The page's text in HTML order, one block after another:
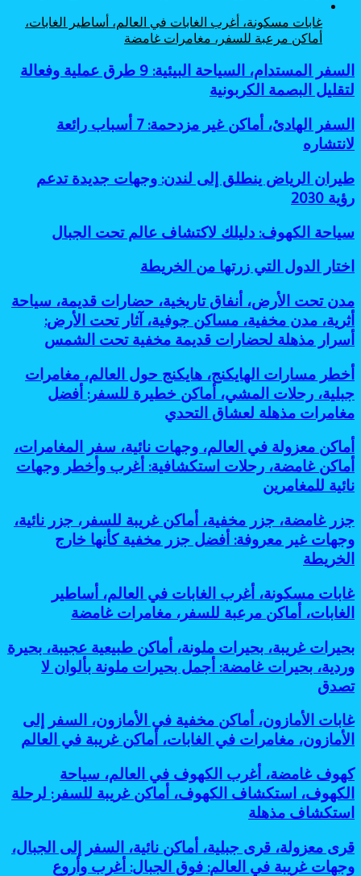
غابات مسكونة، أغرب الغابات في العالم، أساطير الغابات،
أماكن مرعبة للسفر، مغامرات غامضة
السفر
المستدام،
السياحة
البيئية:
9
طرق
وفعالة
لتقليل
البصمة
السفر المستدام، السياحة البيئية: 9 طرق عملية وفعالة
لتقليل البصمة الكربونية
السفر
الهادئ،
أماكن
مزدحمة:
7
رائعة
لانتشاره
السفر الهادئ، أماكن غير مزدحمة: 7 أسباب رائعة
لانتشاره
طيران
الرياض
ينطلق
لندن:
جديدة
رؤية
2030
طيران الرياض ينطلق إلى لندن: وجهات جديدة تدعم
رؤية 2030
سياحة
الكهوف:
دليلك
لاكتشاف
تحت
الجبال
سياحة الكهوف: دليلك لاكتشاف عالم تحت الجبال
اختار
الدول
زرتها
من
الخريطة
اختار الدول التي زرتها من الخريطة
مدن
تحت
الأرض،
أنفاق
حضارات
قديمة،
سياحة
أثرية،
مدن
مخفية،
مساكن
جوفية،
آثار
الأرض:
أسرار
مذهلة
قديمة
مخفية
تحت
مدن تحت الأرض، أنفاق تاريخية، حضارات قديمة، سياحة
أثرية، مدن مخفية، مساكن جوفية، آثار تحت الأرض:
أسرار مذهلة لحضارات قديمة مخفية تحت الشمس
أخطر
مسارات
الهايكنج،
هايكنج
حول
العالم،
مغامرات
جبلية،
رحلات
أماكن
خطيرة
للسفر:
أفضل
مغامرات
مذهلة
لعشاق
أخطر مسارات الهايكنج، هايكنج حول العالم، مغامرات
جبلية، رحلات المشي، أماكن خطيرة للسفر: أفضل
مغامرات مذهلة لعشاق التحدي
أماكن
معزولة
في
العالم،
نائية،
سفر
المغامرات،
أماكن
رحلات
استكشافية:
وأخطر
وجهات
نائية
للمغامرين
أماكن معزولة في العالم، وجهات نائية، سفر المغامرات،
أماكن غامضة، رحلات استكشافية: أغرب وأخطر وجهات
نائية للمغامرين
جزر
غامضة،
جزر
مخفية،
غريبة
للسفر،
جزر
وجهات
غير
معروفة:
جزر
مخفية
كأنها
الخريطة
جزر غامضة، جزر مخفية، أماكن غريبة للسفر، جزر نائية،
وجهات غير معروفة: أفضل جزر مخفية كأنها خارج
الخريطة
غابات
مسكونة،
أغرب
في
العالم،
أساطير
الغابات،
أماكن
مرعبة
للسفر،
غامضة
غابات مسكونة، أغرب الغابات في العالم، أساطير
الغابات، أماكن مرعبة للسفر، مغامرات غامضة
بحيرات
غريبة،
بحيرات
ملونة،
طبيعية
عجيبة،
بحيرة
وردية،
بحيرات
غامضة:
أجمل
ملونة
بألوان
بحيرات غريبة، بحيرات ملونة، أماكن طبيعية عجيبة، بحيرة
وردية، بحيرات غامضة: أجمل بحيرات ملونة بألوان لا
تصدق
غابات
الأمازون،
أماكن
في
الأمازون،
السفر
إلى
الأمازون،
مغامرات
في
غابات الأمازون، أماكن مخفية في الأمازون، السفر إلى
الأمازون، مغامرات في الغابات، أماكن غريبة في العالم
كهوف
غامضة،
أغرب
الكهوف
العالم،
سياحة
كهوف غامضة، أغرب الكهوف في العالم، سياحة
الكهوف، استكشاف الكهوف، أماكن غريبة للسفر: لرحلة
استكشاف مذهلة
قرى
معزولة،
قرى معزولة، قرى جبلية، أماكن نائية، السفر إلى الجبال،
وجهات غريبة في العالم: فوق الجبال: أغرب وأروع